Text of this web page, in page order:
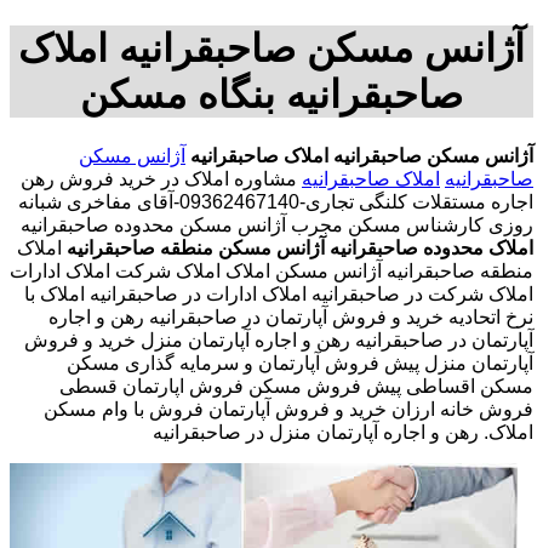
آژانس مسکن صاحبقرانیه املاک
صاحبقرانیه بنگاه مسکن
آژانس مسکن صاحبقرانیه املاک صاحبقرانیه آژانس مسکن
صاحبقرانیه املاک صاحبقرانیه مشاوره املاک در خرید فروش رهن
اجاره مستقلات کلنگی تجاری-09362467140-آقای مفاخری شبانه
روزی کارشناس مسکن مجرب آژانس مسکن محدوده صاحبقرانیه
املاک محدوده صاحبقرانیه آژانس مسکن منطقه صاحبقرانیه املاک
منطقه صاحبقرانیه آژانس مسکن املاک املاک شرکت املاک ادارات
املاک شرکت در صاحبقرانیه املاک ادارات در صاحبقرانیه املاک با
نرخ اتحادیه خرید و فروش آپارتمان در صاحبقرانیه رهن و اجاره
آپارتمان در صاحبقرانیه رهن و اجاره آپارتمان منزل خرید و فروش
آپارتمان منزل پیش فروش آپارتمان و سرمایه گذاری مسکن
مسکن اقساطی پیش فروش مسکن فروش اپارتمان قسطی
فروش خانه ارزان خرید و فروش آپارتمان فروش با وام مسکن
املاک. رهن و اجاره آپارتمان منزل در صاحبقرانیه